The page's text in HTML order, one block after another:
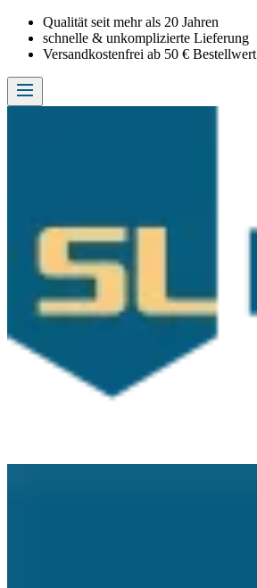
Qualität seit mehr als 20 Jahren
schnelle & unkomplizierte Lieferung
Versandkostenfrei ab 50 € Bestellwert